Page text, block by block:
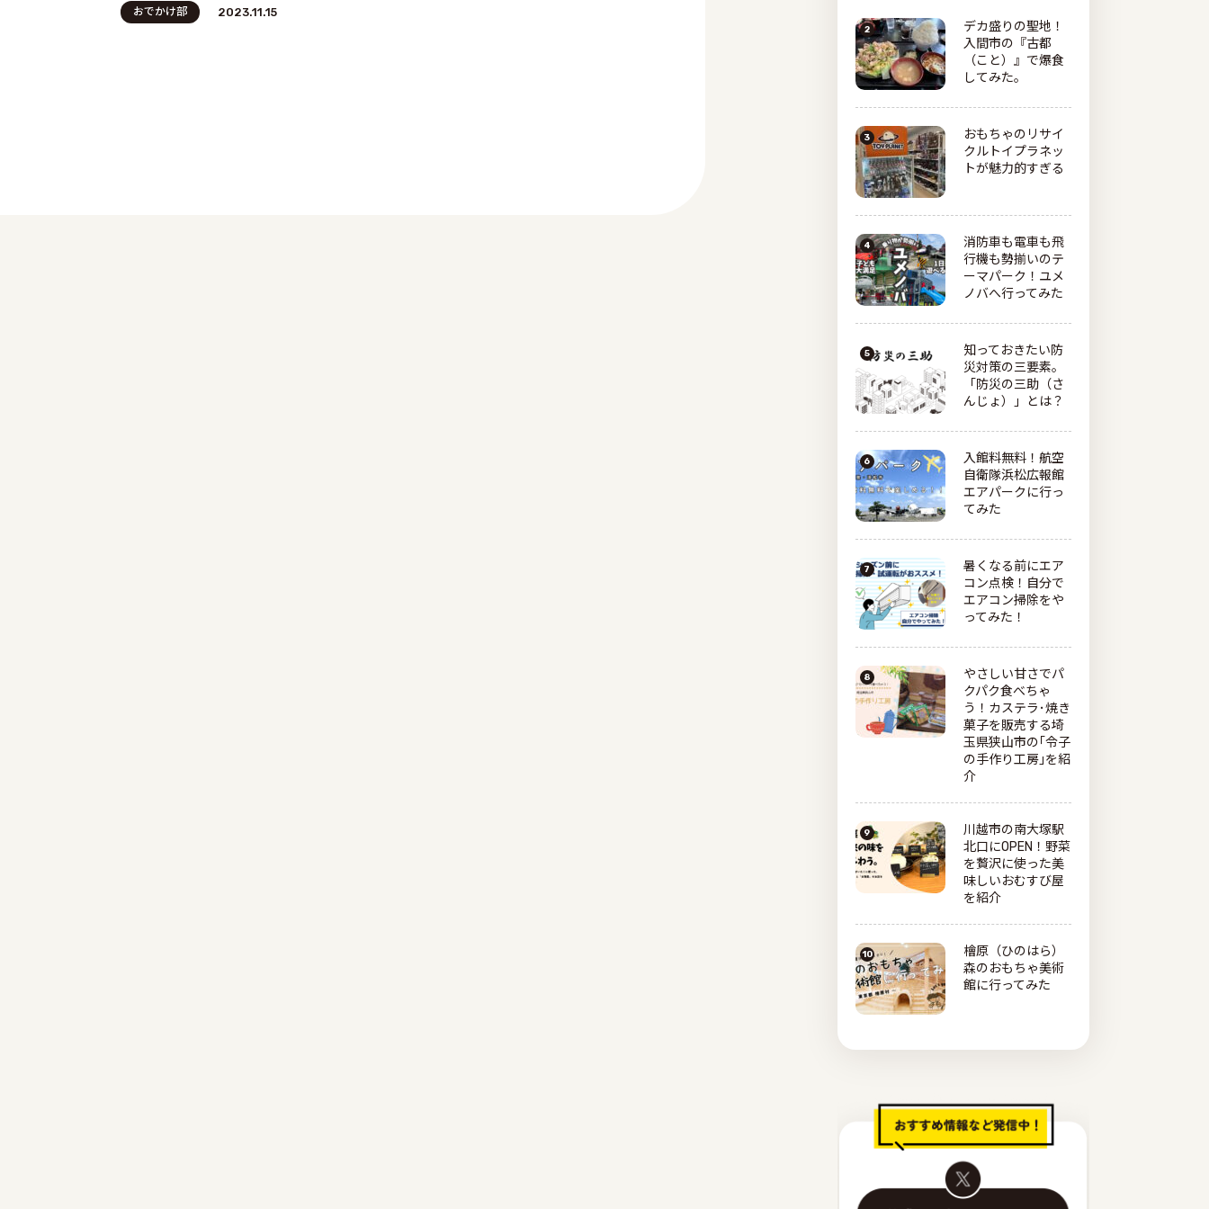
おでかけ部 2023.11.15
デカ盛りの聖地！
入間市の『古都
（こと）』で爆食
してみた。
おもちゃのリサイ
クルトイプラネッ
トが魅力的すぎる
消防車も電車も飛
行機も勢揃いのテ
ーマパーク！ユメ
ノバへ行ってみた
知っておきたい防
災対策の三要素。
「防災の三助（さ
んじょ）」とは？
入館料無料！航空
自衛隊浜松広報館
エアパークに行っ
てみた
暑くなる前にエア
コン点検！自分で
エアコン掃除をや
ってみた！
やさしい甘さでパ
クパク食べちゃ
う！カステラ･焼き
菓子を販売する埼
玉県狭山市の｢令子
の手作り工房｣を紹
介
川越市の南大塚駅
北口にOPEN！野菜
を贅沢に使った美
味しいおむすび屋
を紹介
檜原（ひのはら）
森のおもちゃ美術
館に行ってみた